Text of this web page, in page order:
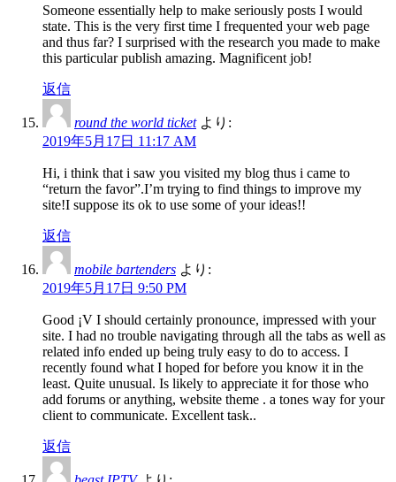
Someone essentially help to make seriously posts I would
state. This is the very first time I frequented your web page
and thus far? I surprised with the research you made to make
this particular publish amazing. Magnificent job!
返信
round the world ticket より:
2019年5月17日 11:17 AM
Hi, i think that i saw you visited my blog thus i came to
“return the favor”.I’m trying to find things to improve my
site!I suppose its ok to use some of your ideas!!
返信
mobile bartenders より:
2019年5月17日 9:50 PM
Good ¡V I should certainly pronounce, impressed with your
site. I had no trouble navigating through all the tabs as well as
related info ended up being truly easy to do to access. I
recently found what I hoped for before you know it in the
least. Quite unusual. Is likely to appreciate it for those who
add forums or anything, website theme . a tones way for your
client to communicate. Excellent task..
返信